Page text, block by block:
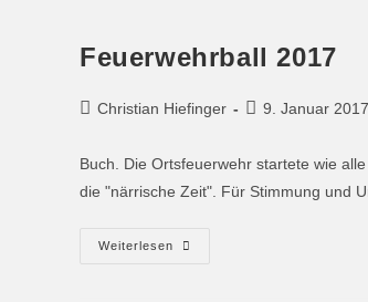
Feuerwehrball 2017
Christian Hiefinger 9. Januar 2017
Buch. Die Ortsfeuerwehr startete wie
die "närrische Zeit". Für Stimmung und
Weiterlesen